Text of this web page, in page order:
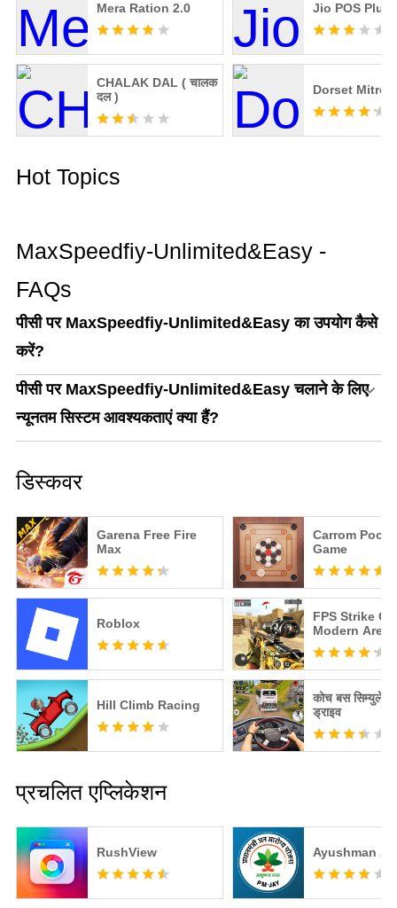
Mera Ration 2.0 Jio POS Plus
CHALAK DAL ( चालक
दल )
Dorset Mitron
Hot Topics
MaxSpeedfiy-Unlimited&Easy -
FAQs
पीसी पर MaxSpeedfiy-Unlimited&Easy का उपयोग कैसे
करें?
पीसी पर MaxSpeedfiy-Unlimited&Easy चलाने के लिए
न्यूनतम सिस्टम आवश्यकताएं क्या हैं?
डिस्कवर
Garena Free Fire
Max
Carrom Pool:
Game
Roblox
FPS Strike
Modern Arena
Hill Climb Racing
कोच बस
ड्राइव
प्रचलित एप्लिकेशन
RushView Ayushman